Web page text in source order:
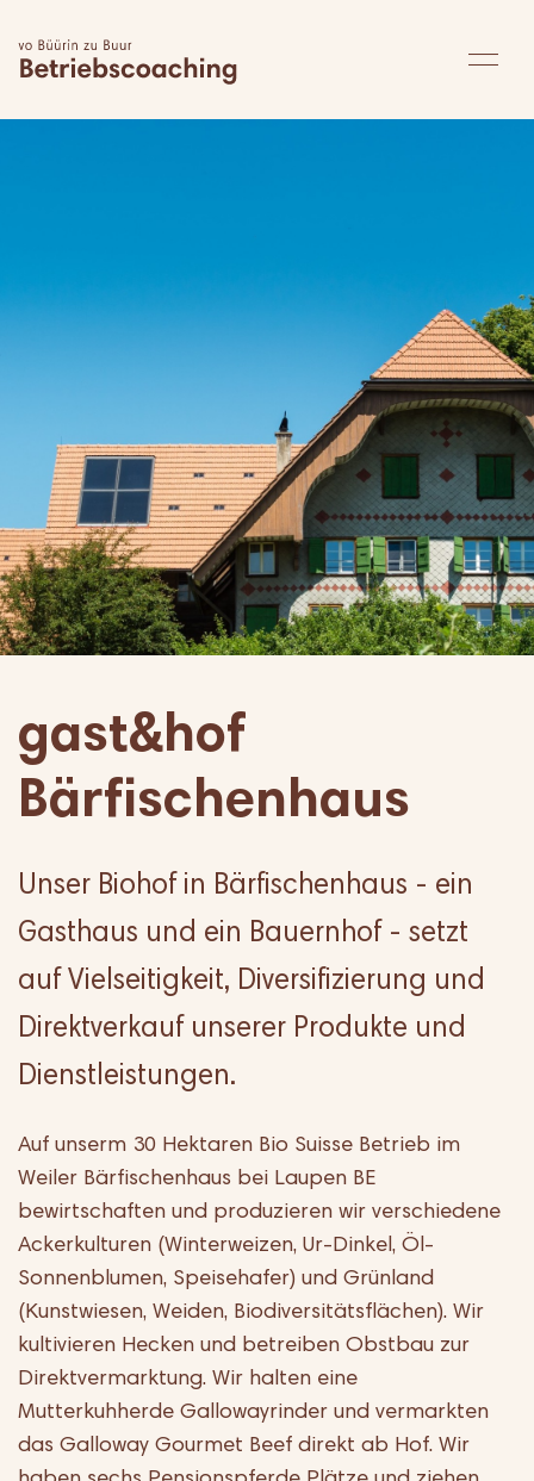
gast&hof
Bärfischenhaus
Unser Biohof in Bärfischenhaus - ein
Gasthaus und ein Bauernhof - setzt
auf Vielseitigkeit, Diversifizierung und
Direktverkauf unserer Produkte und
Dienstleistungen.
Auf unserm 30 Hektaren Bio Suisse Betrieb im
Weiler Bärfischenhaus bei Laupen BE
bewirtschaften und produzieren wir verschiedene
Ackerkulturen (Winterweizen, Ur-Dinkel, Öl-
Sonnenblumen, Speisehafer) und Grünland
(Kunstwiesen, Weiden, Biodiversitätsflächen). Wir
kultivieren Hecken und betreiben Obstbau zur
Direktvermarktung. Wir halten eine
Mutterkuhherde Gallowayrinder und vermarkten
das Galloway Gourmet Beef direkt ab Hof. Wir